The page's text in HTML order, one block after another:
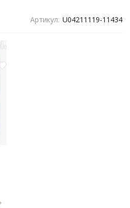
Артикул: U04211119-11434